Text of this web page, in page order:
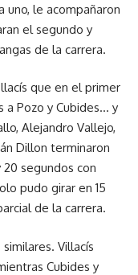
uno, le acompañaron
el segundo y
de la carrera.
que en el primer
a Pozo y Cubides… y
Alejandro Vallejo,
Dillon terminaron
segundos con
pudo girar en 15
de la carrera.
Villacís
Cubides y